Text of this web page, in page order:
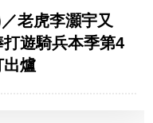
老虎李灝宇又
打遊騎兵本季第4
出爐